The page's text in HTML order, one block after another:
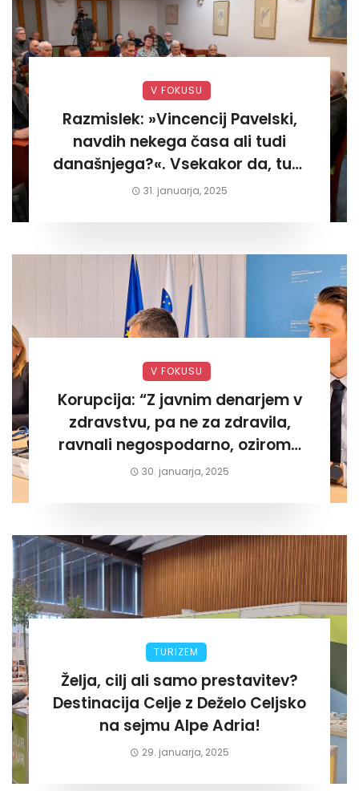
V FOKUSU
Razmislek: »Vincencij Pavelski,
navdih nekega časa ali tudi
današnjega?«. Vsekakor da, tudi
današnjega«
31. januarja, 2025
V FOKUSU
Korupcija: “Z javnim denarjem v
zdravstvu, pa ne za zdravila,
ravnali negospodarno, oziroma
za lastni žep. Tokrat na Žalskem«
30. januarja, 2025
TURIZEM
Želja, cilj ali samo prestavitev?
Destinacija Celje z Deželo Celjsko
na sejmu Alpe Adria!
29. januarja, 2025